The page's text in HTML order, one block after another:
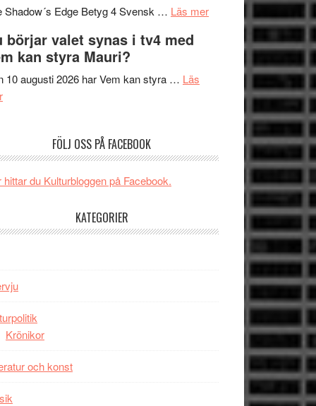
Artipelag
Shadow´s Edge Betyg 4 Svensk … Läs merom
Filmrecension:
Shadow
spännande
Chan
storform
börjar valet synas i tv4 med
kan styra Mauri?
10 augusti 2026 har Vem kan styra … Läs
om
synas
Vem
Mauri?
FÖLJ OSS PÅ FACEBOOK
hittar du Kulturbloggen på Facebook.
KATEGORIER
Krönikor
och konst